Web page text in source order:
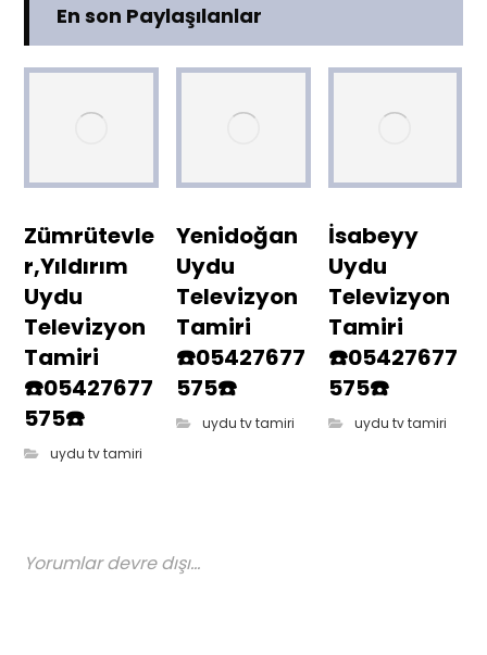
En son Paylaşılanlar
Zümrütevle
r,Yıldırım
Uydu
Televizyon
Tamiri
☎️05427677
575☎️
uydu tv tamiri
Yenidoğan
Uydu
Televizyon
Tamiri
☎️05427677
575☎️
uydu tv tamiri
İsabeyy
Uydu
Televizyon
Tamiri
☎️05427677
575☎️
uydu tv tamiri
Yorumlar devre dışı...